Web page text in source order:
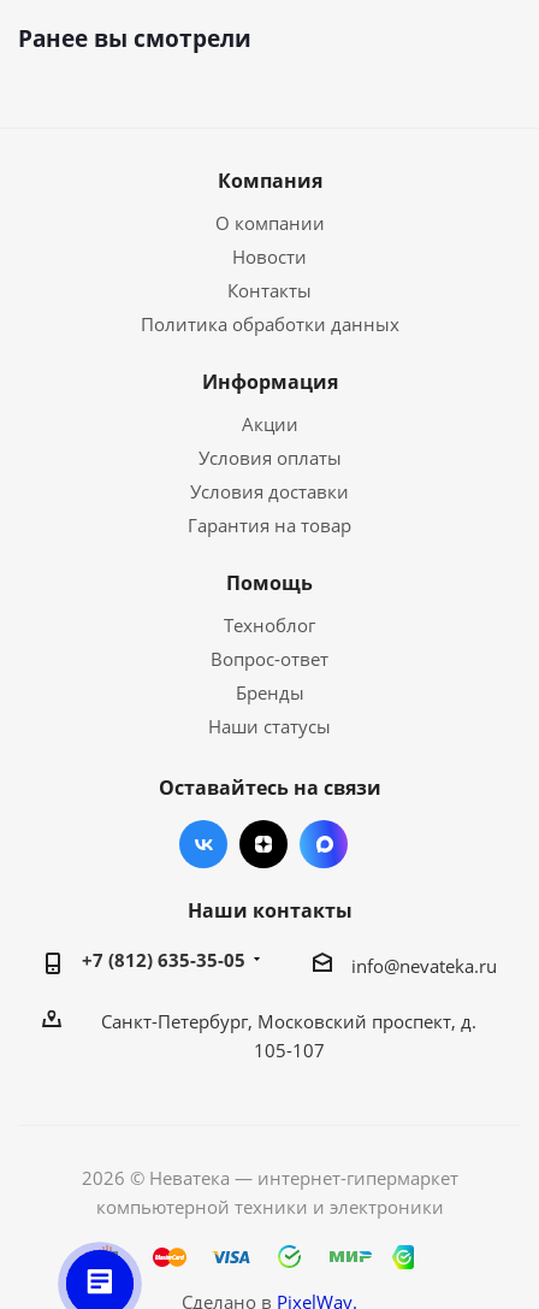
Ранее вы смотрели
Компания
О компании
Новости
Контакты
Политика обработки данных
Информация
Акции
Условия оплаты
Условия доставки
Гарантия на товар
Помощь
Техноблог
Вопрос-ответ
Бренды
Наши статусы
Оставайтесь на связи
Наши контакты
+7 (812) 635-35-05 info@nevateka.ru
Санкт-Петербург, Московский проспект, д.
105-107
2026 © Неватека — интернет-гипермаркет
компьютерной техники и электроники
Сделано в PixelWay.